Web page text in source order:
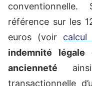
référence sur les
euros (voir calcul
indemnité
ancienneté
transactionnelle